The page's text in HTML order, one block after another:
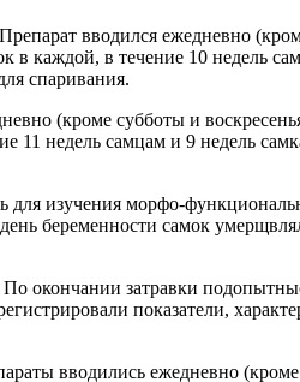
вводился ежедневно
каждой, в течение 10 недель
спаривания.
(кроме субботы и
11 недель самцам и 9 недель
изучения морфо-
беременности самок
окончании затравки
показатели,
вводились ежедневно